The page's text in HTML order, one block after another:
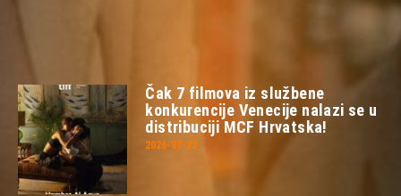
Čak 7 filmova iz službene
konkurencije Venecije nalazi se u
distribuciji MCF Hrvatska!
2026-07-23